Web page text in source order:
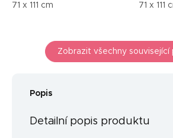
71 x 111 cm 71 x 111
Zobrazit všechny související
Popis
Detailní popis produktu